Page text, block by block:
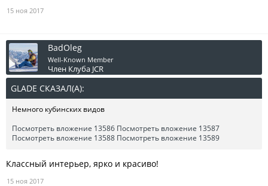
15 ноя 2017
BadOleg
Well-Known Member
Член Клуба JCR
GLADE СКАЗАЛ(А):
Немного кубинских видов
Посмотреть вложение 13586 Посмотреть вложение 13587
Посмотреть вложение 13588 Посмотреть вложение 13589
Классный интерьер, ярко и красиво!
15 ноя 2017